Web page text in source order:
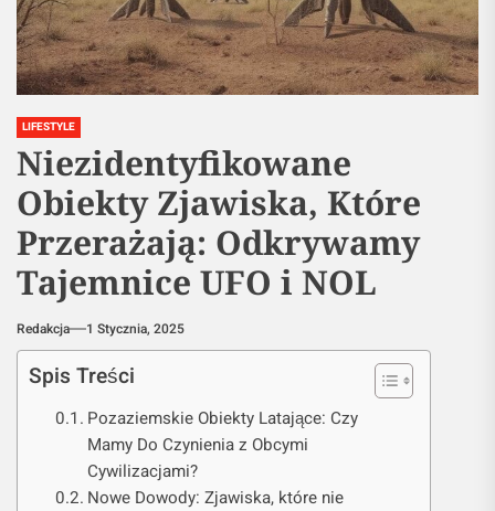
LIFESTYLE
Niezidentyfikowane
Obiekty Zjawiska, Które
Przerażają: Odkrywamy
Tajemnice UFO i NOL
Redakcja 1 Stycznia, 2025
Spis Treści
Pozaziemskie Obiekty Latające: Czy
Mamy Do Czynienia z Obcymi
Cywilizacjami?
Nowe Dowody: Zjawiska, które nie